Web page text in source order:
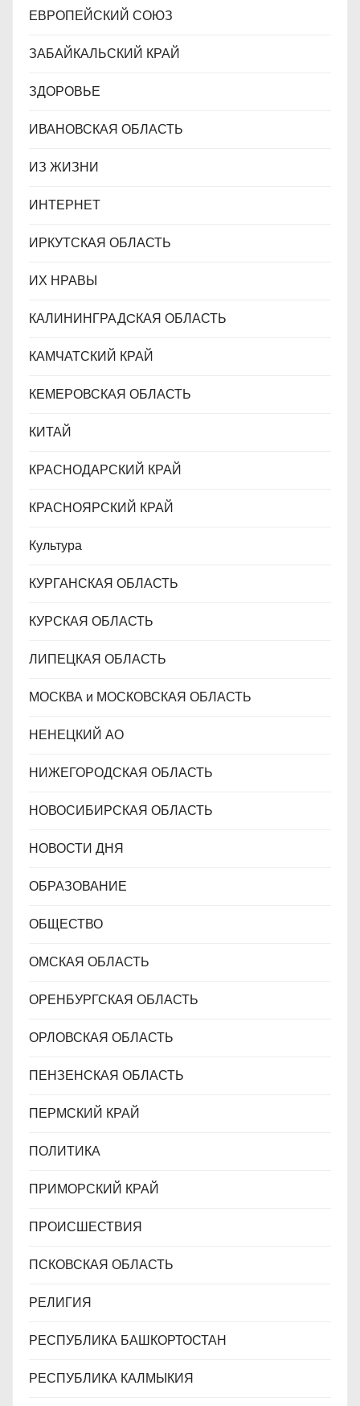
ЕВРОПЕЙСКИЙ СОЮЗ
ЗАБАЙКАЛЬСКИЙ КРАЙ
ЗДОРОВЬЕ
ИВАНОВСКАЯ ОБЛАСТЬ
ИЗ ЖИЗНИ
ИНТЕРНЕТ
ИРКУТСКАЯ ОБЛАСТЬ
ИХ НРАВЫ
КАЛИНИНГРАДCКАЯ ОБЛАСТЬ
КАМЧАТСКИЙ КРАЙ
КЕМЕРОВСКАЯ ОБЛАСТЬ
КИТАЙ
КРАСНОДАРСКИЙ КРАЙ
КРАСНОЯРСКИЙ КРАЙ
Культура
КУРГАНСКАЯ ОБЛАСТЬ
КУРСКАЯ ОБЛАСТЬ
ЛИПЕЦКАЯ ОБЛАСТЬ
МОСКВА и МОСКОВСКАЯ ОБЛАСТЬ
НЕНЕЦКИЙ АО
НИЖЕГОРОДСКАЯ ОБЛАСТЬ
НОВОСИБИРСКАЯ ОБЛАСТЬ
НОВОСТИ ДНЯ
ОБРАЗОВАНИЕ
ОБЩЕСТВО
ОМСКАЯ ОБЛАСТЬ
ОРЕНБУРГСКАЯ ОБЛАСТЬ
ОРЛОВСКАЯ ОБЛАСТЬ
ПЕНЗЕНСКАЯ ОБЛАСТЬ
ПЕРМСКИЙ КРАЙ
ПОЛИТИКА
ПРИМОРСКИЙ КРАЙ
ПРОИСШЕСТВИЯ
ПСКОВСКАЯ ОБЛАСТЬ
РЕЛИГИЯ
РЕСПУБЛИКА БАШКОРТОСТАН
РЕСПУБЛИКА КАЛМЫКИЯ